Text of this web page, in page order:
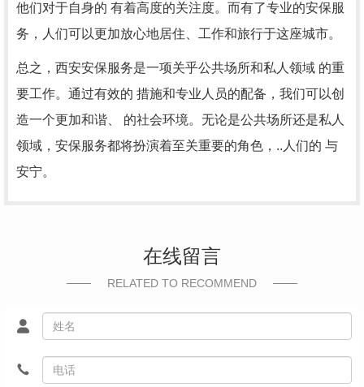
他们对于自身的 有着高度的关注度。而有了专业的安保服
务，人们可以更加放心地居住、工作和旅行于这座城市。
总之，西安安保服务是一项关乎公共场所和私人领域 的重
要工作。通过有效的 措施和专业人员的配备，我们可以创
造一个更加和谐、 的社会环境。无论是公共场所还是私人
领域，安保服务都将扮演着至关重要的角色，..人们的 与
安宁。
在线留言
RELATED TO RECOMMEND